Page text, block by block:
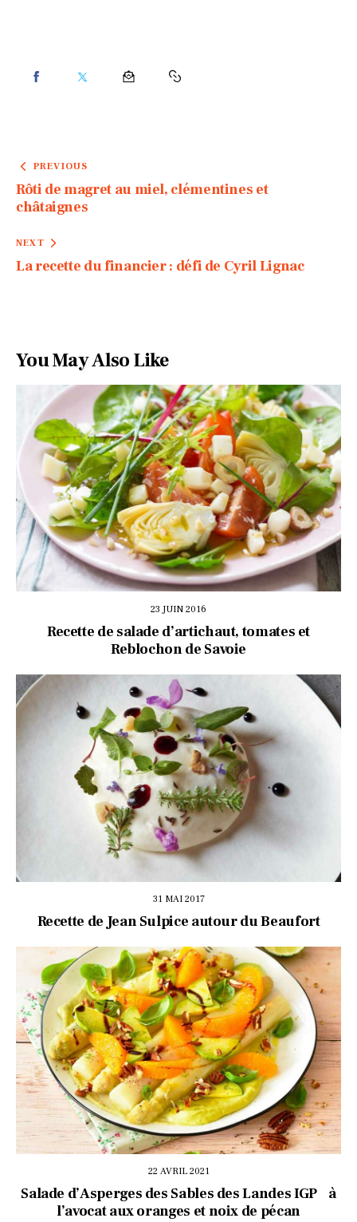
PREVIOUS
Rôti de magret au miel, clémentines et
châtaignes
NEXT
La recette du financier : défi de Cyril Lignac
You May Also Like
23 JUIN 2016
Recette de salade d’artichaut, tomates et
Reblochon de Savoie
31 MAI 2017
Recette de Jean Sulpice autour du Beaufort
22 AVRIL 2021
Salade d’Asperges des Sables des Landes IGP à
l’avocat aux oranges et noix de pécan